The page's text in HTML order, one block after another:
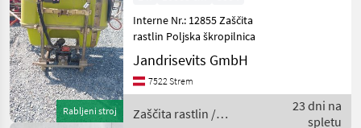
Rabljeni stroj
Interne Nr.: 12855 Zaščita
rastlin Poljska škropilnica
Jandrisevits GmbH
7522 Strem
Zaščita rastlin /
23 dni na
spletu